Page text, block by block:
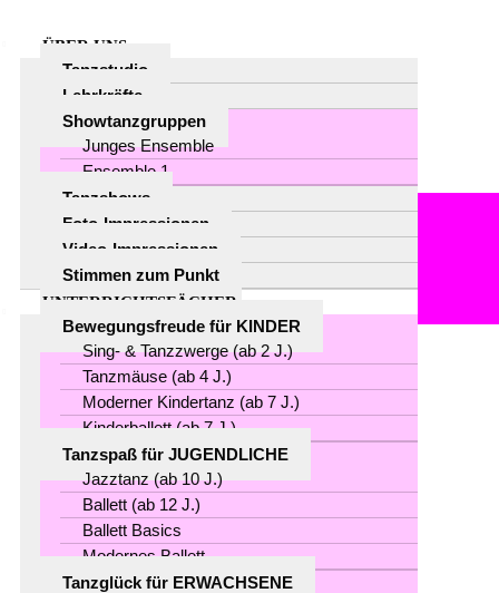
Archive for category: a
Liebesbriefe & Feedback
24
Juli
Tanzkind-Mami zum 30.
Studiojubiläum
ÜBER UNS
Tanzstudio
Lehrkräfte
Showtanzgruppen
Junges Ensemble
Ensemble 1
Tanzshows
Foto-Impressionen
Video-Impressionen
Stimmen zum Punkt
UNTERRICHTSFÄCHER
Bewegungsfreude für KINDER
Sing- & Tanzzwerge (ab 2 J.)
Tanzmäuse (ab 4 J.)
Moderner Kindertanz (ab 7 J.)
Kinderballett (ab 7 J.)
Tanzspaß für JUGENDLICHE
Jazztanz (ab 10 J.)
Ballett (ab 12 J.)
Ballett Basics
Modernes Ballett
Tanzglück für ERWACHSENE